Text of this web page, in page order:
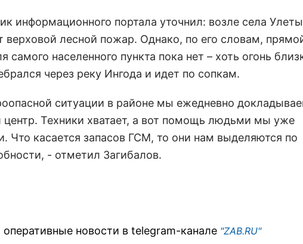
информационного портала уточнил: возле села Улеты
верховой лесной пожар. Однако, по его словам,
самого населенного пункта пока нет – хоть огонь
через реку Ингода и идет по сопкам.
ситуации в районе мы ежедневно
центр. Техники хватает, а вот помощь людьми мы уже
Что касается запасов ГСМ, то они нам выделяются по
- отметил Загибалов.
новости в telegram-канале "ZAB.RU"